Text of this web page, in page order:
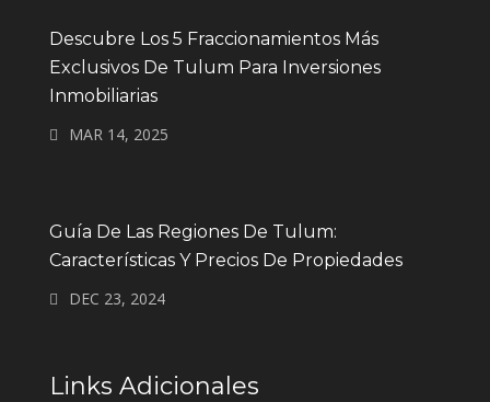
Descubre Los 5 Fraccionamientos Más
Exclusivos De Tulum Para Inversiones
Inmobiliarias
MAR 14, 2025
Guía De Las Regiones De Tulum:
Características Y Precios De Propiedades
DEC 23, 2024
Links Adicionales